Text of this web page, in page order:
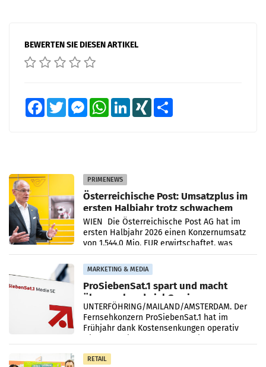
BEWERTEN SIE DIESEN ARTIKEL
FacebookTwitter MessengerWhatsAppLinkedInXING
PRIMENEWS
Österreichische Post: Umsatzplus im
ersten Halbjahr trotz schwachem
Briefgeschäft
WIEN Die Österreichische Post AG hat im
ersten Halbjahr 2026 einen Konzernumsatz
von 1.544,0 Mio. EUR erwirtschaftet, was
einem Plus von 3,8 Prozent gegenüber dem
Vergleichszeitraum
MARKETING & MEDIA
ProSiebenSat.1 spart und macht
überraschend viel Gewinn
UNTERFÖHRING/MAILAND/AMSTERDAM. Der
Fernsehkonzern ProSiebenSat.1 hat im
Frühjahr dank Kostensenkungen operativ
RETAIL